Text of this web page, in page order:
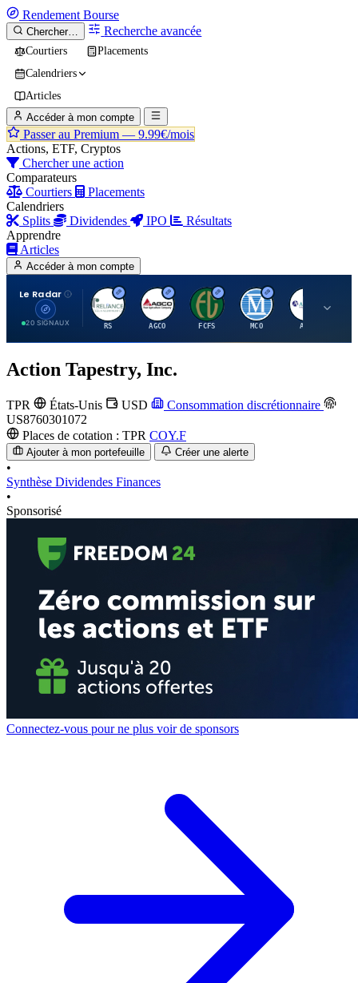
Rendement Bourse
Chercher… Recherche avancée
Courtiers
Placements
Calendriers
Articles
Accéder à mon compte
Passer au Premium — 9.99€/mois
Actions, ETF, Cryptos
Chercher une action
Comparateurs
Courtiers
Placements
Calendriers
Splits
Dividendes IPO
Résultats
Apprendre
Articles
Accéder à mon compte
Le Radar
20 SIGNAUX
R
RS
A
AGCO
F
FCFS
M
MCO
A
AIT
Action Tapestry, Inc.
TPR États-Unis USD
Consommation discrétionnaire
US8760301072
Places de cotation : TPR COY.F
Ajouter à mon portefeuille Créer une alerte
•
Synthèse Dividendes Finances
•
Sponsorisé
Connectez-vous pour ne plus voir de sponsors